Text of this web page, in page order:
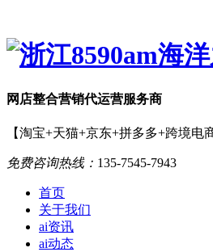
网店整合营销代运营服务商
【淘宝+天猫+京东+拼多多+跨境电
免费咨询热线： 135-7545-7943
首页
关于我们
ai资讯
ai动态